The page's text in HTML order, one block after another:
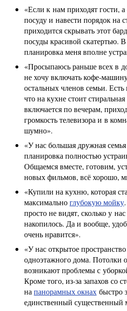
«Если к нам приходят гости,
посуду и навести порядок на
приходится скрывать этот
посуды красивой скатертью.
планировка меня вполне
«Просыпаюсь раньше всех в
не хочу включать кофе-
остальных членов семьи.
что на кухне стоит
включается по вечерам,
громкость телевизора и в
шумно».
«У нас большая дружная
планировка полностью
Общаемся вместе, готовим,
новых фильмов, всё хорошо,
«Купили на кухню, которая
максимальноглубокую мойку
просто не видят, сколько у
накопилось. Да и вообще,
очень нравится».
«У нас открытое
одноэтажного дома. Потолки
возникают проблемы с
Кроме того, из-за запахов со
на панорамных окнах быстро
единственный существенный